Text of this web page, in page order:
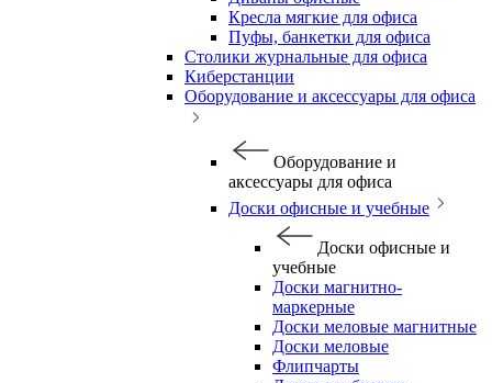
Кресла мягкие для офиса
Пуфы, банкетки для офиса
Столики журнальные для офиса
Киберстанции
Оборудование и аксессуары для офиса
Оборудование и
аксессуары для офиса
Доски офисные и учебные
Доски офисные и
учебные
Доски магнитно-
маркерные
Доски меловые магнитные
Доски меловые
Флипчарты